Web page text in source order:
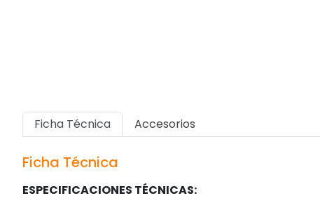
Ficha Técnica Accesorios
Ficha Técnica
ESPECIFICACIONES TÉCNICAS: